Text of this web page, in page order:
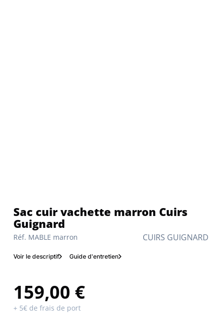
CUIRS GUIGNARD
Réf. MABLE marron
Sac cuir vachette marron Cuirs
Guignard
Voir le descriptif Guide d'entretien
159,00 €
+ 5€ de frais de port